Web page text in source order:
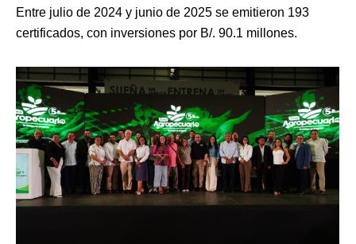
Entre julio de 2024 y junio de 2025 se emitieron 193
certificados, con inversiones por B/. 90.1 millones.